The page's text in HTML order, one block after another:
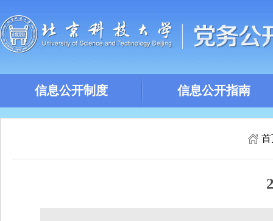
信息公开制度 信息公开指南
首